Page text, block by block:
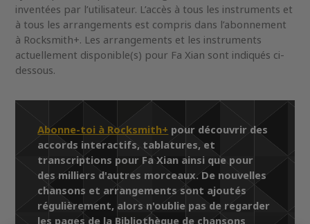
inventées par l’utilisateur. L’accès à tous les instruments et
à tous les arrangements est compris dans l’abonnement
à Rocksmith+. Les arrangements et les instruments
actuellement disponible(s) pour Fa Xian sont indiqués ci-
dessous.
Abonne-toi à Rocksmith+ pour découvrir des
accords interactifs, tablatures, et
transcriptions pour Fa Xian ainsi que pour
des milliers d'autres morceaux. De nouvelles
chansons et arrangements sont ajoutés
régulièrement, alors n'oublie pas de regarder